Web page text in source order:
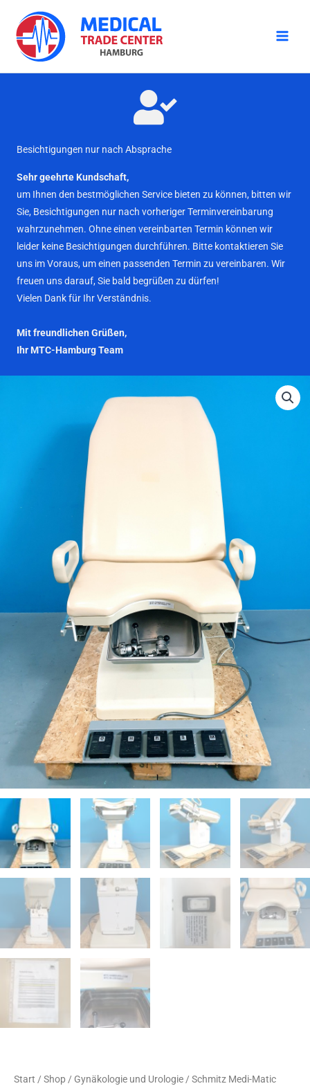
Inhalt
springen
Besichtigungen nur nach Absprache
Sehr geehrte Kundschaft,
um Ihnen den bestmöglichen Service bieten zu können, bitten wir
Sie, Besichtigungen nur nach vorheriger Terminvereinbarung
wahrzunehmen. Ohne einen vereinbarten Termin können wir
leider keine Besichtigungen durchführen. Bitte kontaktieren Sie
uns im Voraus, um einen passenden Termin zu vereinbaren. Wir
freuen uns darauf, Sie bald begrüßen zu dürfen!
Vielen Dank für Ihr Verständnis.
Mit freundlichen Grüßen,
Ihr MTC-Hamburg Team
Start / Shop / Gynäkologie und Urologie/ Schmitz Medi-Matic